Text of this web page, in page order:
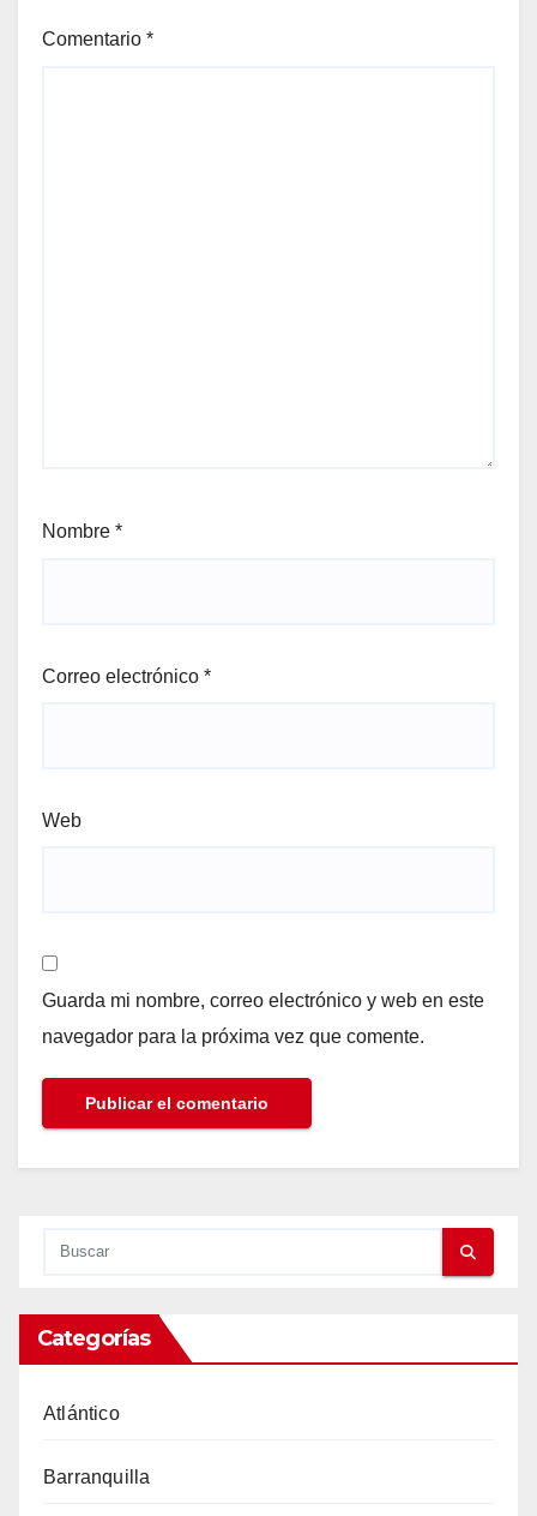
Comentario *
Nombre *
Correo electrónico *
Web
Guarda mi nombre, correo electrónico y web en este
navegador para la próxima vez que comente.
Categorías
Atlántico
Barranquilla